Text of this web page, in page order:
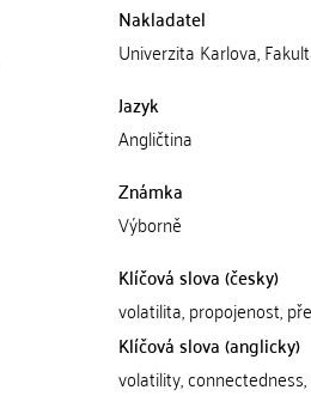
Nakladatel
Univerzita Karlova,
Jazyk
Angličtina
Známka
Výborně
Klíčová slova (česky)
volatilita, propojenost,
Klíčová slova (anglicky)
volatility,